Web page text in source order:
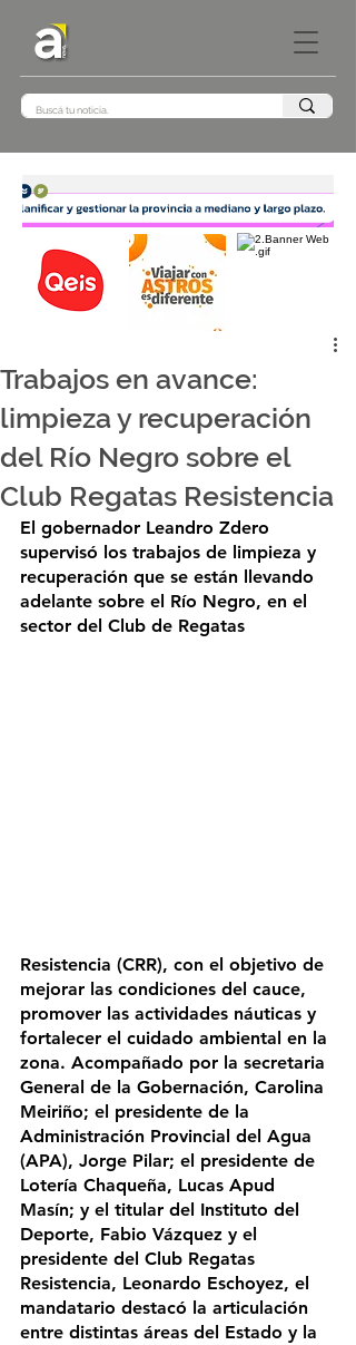
Trabajos en avance:
limpieza y recuperación
del Río Negro sobre el
Club Regatas Resistencia
El gobernador Leandro Zdero
supervisó los trabajos de limpieza y
recuperación que se están llevando
adelante sobre el Río Negro, en el
sector del Club de Regatas
Resistencia (CRR), con el objetivo de
mejorar las condiciones del cauce,
promover las actividades náuticas y
fortalecer el cuidado ambiental en la
zona. Acompañado por la secretaria
General de la Gobernación, Carolina
Meiriño; el presidente de la
Administración Provincial del Agua
(APA), Jorge Pilar; el presidente de
Lotería Chaqueña, Lucas Apud
Masín; y el titular del Instituto del
Deporte, Fabio Vázquez y el
presidente del Club Regatas
Resistencia, Leonardo Eschoyez, el
mandatario destacó la articulación
entre distintas áreas del Estado y la